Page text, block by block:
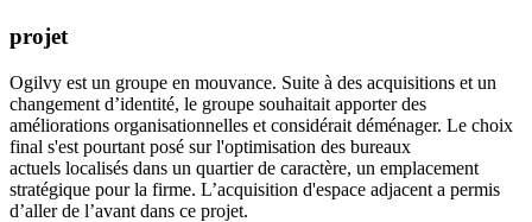
projet
Ogilvy est un groupe en mouvance. Suite à des acquisitions et un
changement d’identité, le groupe souhaitait apporter des
améliorations organisationnelles et considérait déménager. Le choix
final s'est pourtant posé sur l'optimisation des bureaux
actuels localisés dans un quartier de caractère, un emplacement
stratégique pour la firme. L’acquisition d'espace adjacent a permis
d’aller de l’avant dans ce projet.